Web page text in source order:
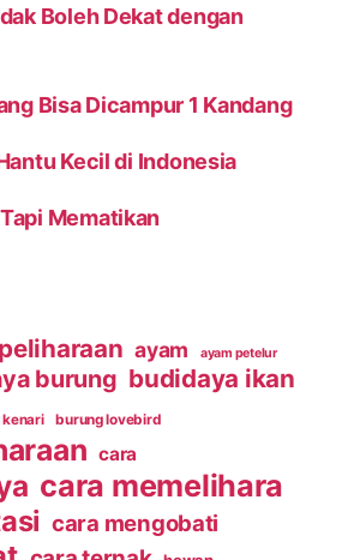
Boleh Dekat dengan
Bisa Dicampur 1 Kandang
Kecil di Indonesia
Mematikan
ayam ayam petelur
burung budidaya ikan
kenari burung lovebird
cara
cara memelihara
cara mengobati